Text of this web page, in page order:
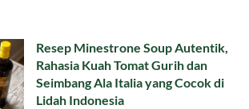
Resep Minestrone Soup Autentik,
Rahasia Kuah Tomat Gurih dan
Seimbang Ala Italia yang Cocok di
Lidah Indonesia